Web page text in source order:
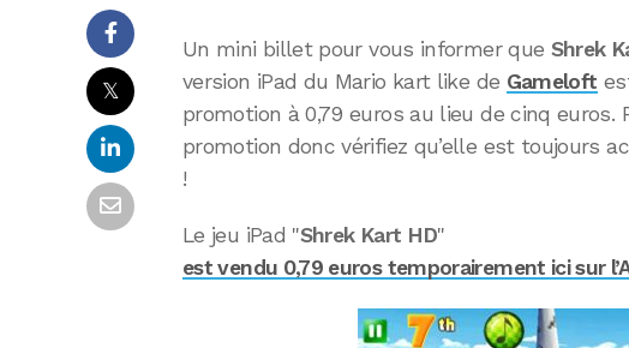
𝕏
Un mini billet pour vous informer que Shrek
version iPad du Mario kart like de Gameloft
promotion à 0,79 euros au lieu de cinq
promotion donc vérifiez qu’elle est toujours
!
Le jeu iPad "Shrek Kart HD"
est vendu 0,79 euros temporairement ici sur